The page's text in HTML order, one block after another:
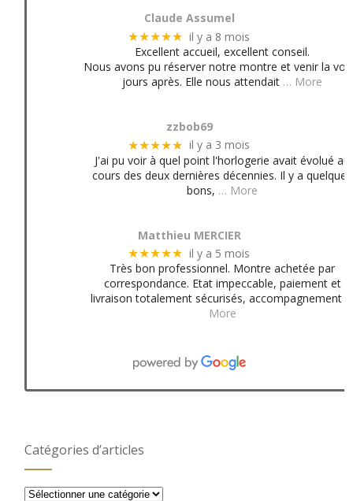
Claude Assumel
★★★★★ il y a 8 mois
Excellent accueil, excellent conseil.
Nous avons pu réserver notre montre et venir la
jours après. Elle nous attendait … More
zzbob69
★★★★★ il y a 3 mois
J'ai pu voir à quel point l'horlogerie avait évolué au
cours des deux dernières décennies. Il y a quelques
bons, … More
Matthieu MERCIER
★★★★★ il y a 5 mois
Très bon professionnel. Montre achetée par
correspondance. Etat impeccable, paiement et
livraison totalement sécurisés, accompagnement
More
Catégories d’articles
Catégories